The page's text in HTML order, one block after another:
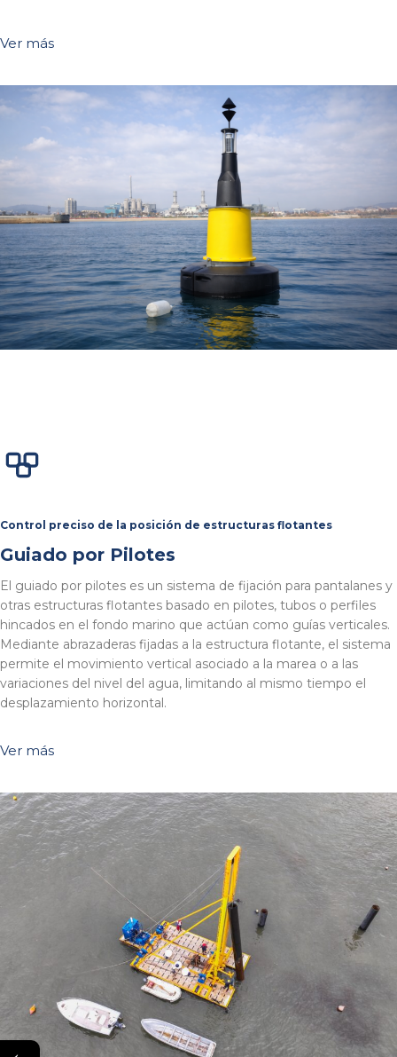
Ver más
Control preciso de la posición de estructuras flotantes
Guiado por Pilotes
El guiado por pilotes es un sistema de fijación para pantalanes y
otras estructuras flotantes basado en pilotes, tubos o perfiles
hincados en el fondo marino que actúan como guías verticales.
Mediante abrazaderas fijadas a la estructura flotante, el sistema
permite el movimiento vertical asociado a la marea o a las
variaciones del nivel del agua, limitando al mismo tiempo el
desplazamiento horizontal.
Ver más